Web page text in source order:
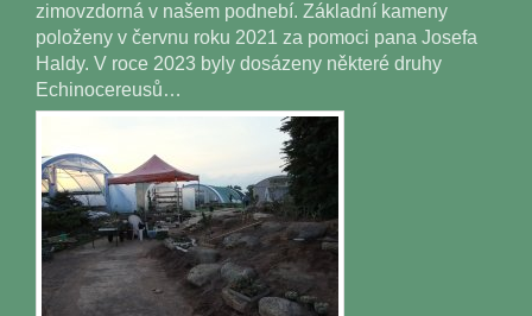
zimovzdorná v našem podnebí. Základní kameny
položeny v červnu roku 2021 za pomoci pana Josefa
Haldy. V roce 2023 byly dosázeny některé druhy
Echinocereusů…